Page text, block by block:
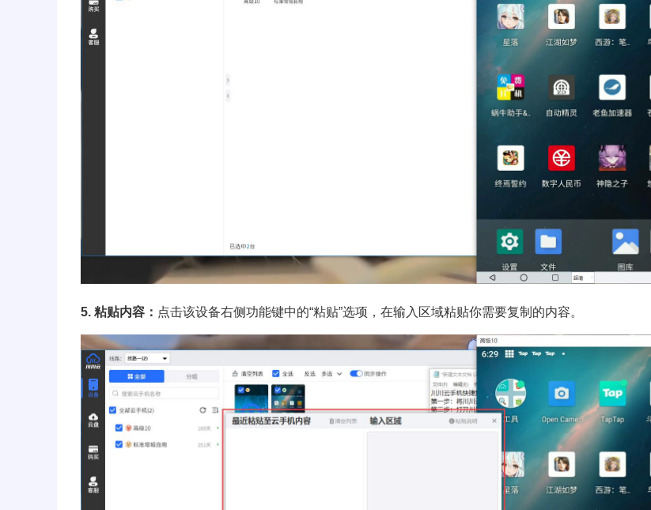
5. 粘贴内容： 点击该设备右侧功能键中的“粘贴”选项，在输入区域粘贴你需要复制的内容。